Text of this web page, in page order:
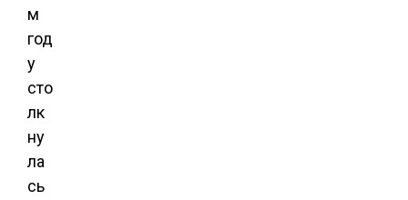
м
год
у
сто
лк
ну
ла
сь